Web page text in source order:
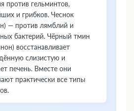
против гельминтов,
и грибков. Чеснок
— против лямблий и
бактерий. Чёрный тмин
восстанавливает
слизистую и
печень. Вместе они
практически все типы